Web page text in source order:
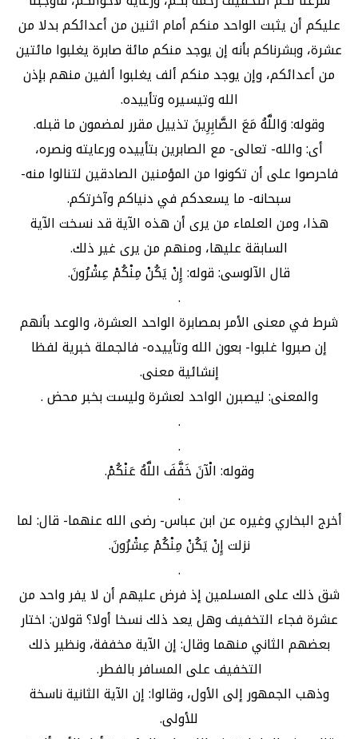
عليكم أن يثبت الواحد منكم أمام اثنين من أعدائكم بدلا من
عشرة، وبشرناكم بأنه إن يوجد منكم مائة صابرة يغلبوا مائتين
من أعدائكم، وإن يوجد منكم ألف يغلبوا ألفين منهم بإذن
الله وتيسيره وتأييده.
وقوله: وَاللَّهُ مَعَ الصَّابِرِينَ تذييل مقرر لمضمون ما قبله.
أى: والله- تعالى- مع الصابرين بتأييده ورعايته ونصره،
فاحرصوا على أن تكونوا من المؤمنين الصادقين لتنالوا منه-
سبحانه- ما يسعدكم في دنياكم وآخرتكم.
هذا، ومن العلماء من يرى أن هذه الآية قد نسخت الآية
السابقة عليها، ومنهم من يرى غير ذلك.
قال الآلوسى: قوله: إِنْ يَكُنْ مِنْكُمْ عِشْرُونَ.
.
شرط في معنى الأمر بمصابرة الواحد العشرة، والوعد بأنهم
إن صبروا غلبوا- بعون الله وتأييده- فالجملة خبرية لفظا
إنشائية معنى.
والمعنى: ليصبرن الواحد لعشرة وليست بخبر محض .
.
.
وقوله: الْآنَ خَفَّفَ اللَّهُ عَنْكُمْ.
.
أخرج البخاري وغيره عن ابن عباس- رضى الله عنهما- قال: لما
نزلت إِنْ يَكُنْ مِنْكُمْ عِشْرُونَ.
.
شق ذلك على المسلمين إذ فرض عليهم أن لا يفر واحد من
عشرة فجاء التخفيف وهل يعد ذلك نسخا أولا؟ قولان: اختار
بعضهم الثاني منهما وقال: إن الآية مخففة، ونظير ذلك
التخفيف على المسافر بالفطر.
وذهب الجمهور إلى الأول، وقالوا: إن الآية الثانية ناسخة
للأولى.